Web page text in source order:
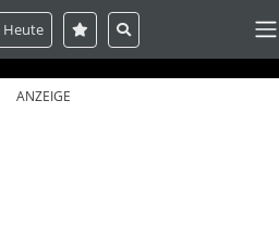
Heute
ANZEIGE